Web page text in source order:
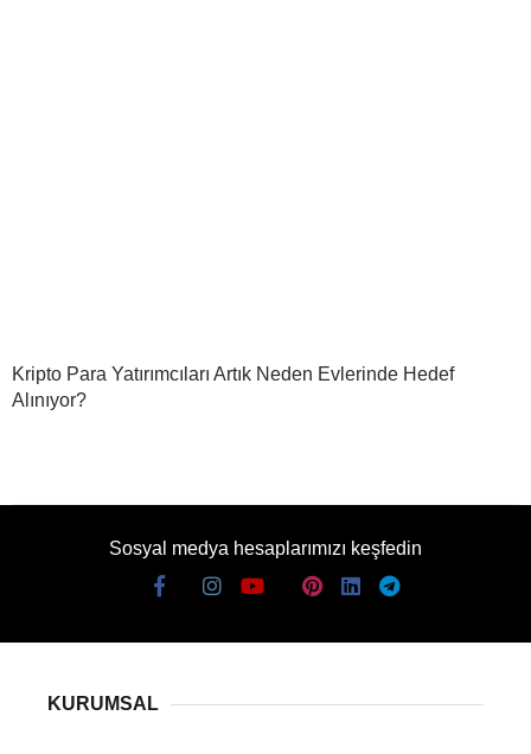
Kripto Para Yatırımcıları Artık Neden Evlerinde Hedef
Alınıyor?
Sosyal medya hesaplarımızı keşfedin
KURUMSAL